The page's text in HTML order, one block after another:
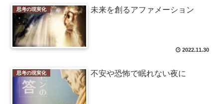
思考の現実化 未来を創るアファメーション
2022.11.30
思考の現実化 不安や恐怖で眠れない夜に